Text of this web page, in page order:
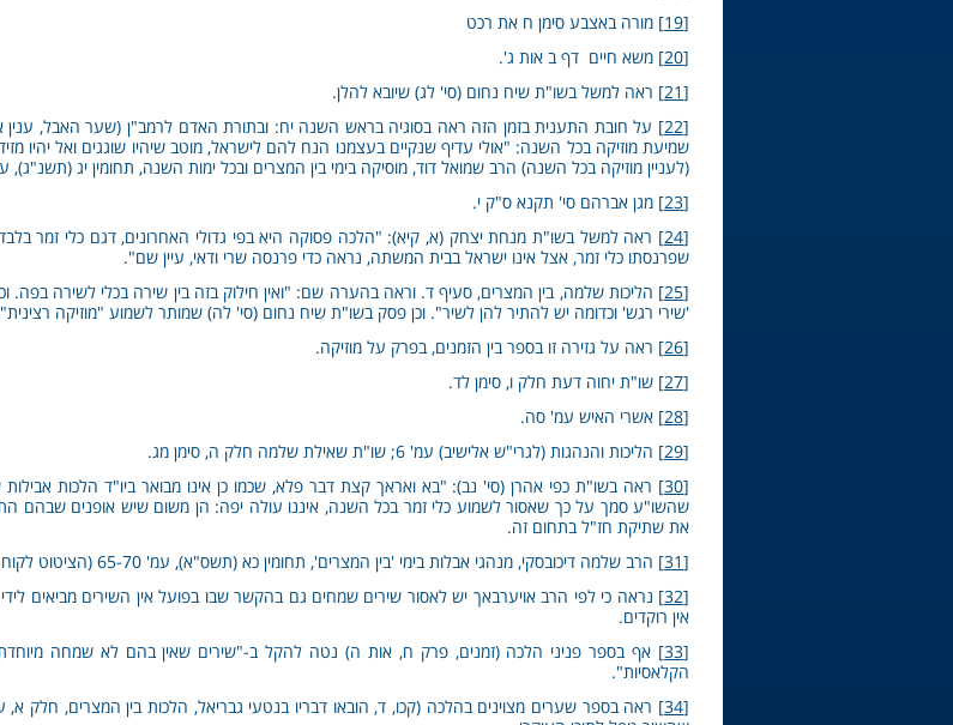
[19]
מורה באצבע סימן ח את רכט
[20]
משא חיים דף ב אות ג'.
[21]
ראה למשל בשו"ת שיח נחום (סי' לג) שיובא להלן.
[22]
על חובת התענית בזמן הזה ראה בסוגיה בראש השנה יח: ובתורת האדם לרמב"ן (שער האבל,
שמיעת מוזיקה בכל השנה: "אולי עדיף שנקיים בעצמנו הנח להם לישראל, מוטב שיהיו שוגגים ואל יהיו
(לעניין מוזיקה בכל השנה) הרב שמואל דוד, מוסיקה בימי בין המצרים ובכל ימות השנה, תחומין יג (תשנ"ג), עמ' 181-
[23]
מגן אברהם סי' תקנא ס"ק י.
[24]
ראה למשל בשו"ת מנחת יצחק (א, קיא): "הלכה פסוקה היא בפי גדולי האחרונים, דגם כלי זמר
שפרנסתו כלי זמר, אצל אינו ישראל בבית המשתה, נראה כדי פרנסה שרי ודאי, עיין שם".
[25]
הליכות שלמה, בין המצרים, סעיף ד. וראה בהערה שם: "ואין חילוק בזה בין שירה בכלי לשירה בפה.
'שירי רגש' וכדומה יש להתיר להן לשיר". וכן פסק בשו"ת שיח נחום (סי' לה) שמותר לשמוע "מוזיקה
[26]
ראה על גזירה זו בספר בין הזמנים, בפרק על מוזיקה.
[27]
שו"ת יחוה דעת חלק ו, סימן לד.
[28]
אשרי האיש עמ' סה.
[29]
הליכות והנהגות (לגרי"ש אלישיב) עמ' 6; שו"ת שאילת שלמה חלק ה, סימן מג.
[30]
ראה בשו"ת כפי אהרן (סי' נב): "בא ואראך קצת דבר פלא, שכמו כן אינו מבואר ביו"ד הלכות
שהשו"ע סמך על כך שאסור לשמוע כלי זמר בכל השנה, איננו עולה יפה: הן משום שיש אופנים שבהם
את שתיקת חז"ל בתחום זה.
[31]
הרב שלמה דיכובסקי, מנהגי אבלות בימי 'בין המצרים', תחומין כא (תשס"א), עמ' 65-70 (הציטוט לקוח מתוך עמ' 69).
[32]
נראה כי לפי הרב אויערבאך יש לאסור שירים שמחים גם בהקשר שבו בפועל אין השירים מביאים לידי
אין רוקדים.
[33]
אף בספר פניני הלכה (זמנים, פרק ח, אות ה) נטה להקל ב-"שירים שאין בהם לא שמחה מיוחדת
הקלאסיות".
[34]
ראה בספר שערים מצוינים בהלכה (קכו, ד, הובאו דבריו בנטעי גבריאל, הלכות בין המצרים, חלק